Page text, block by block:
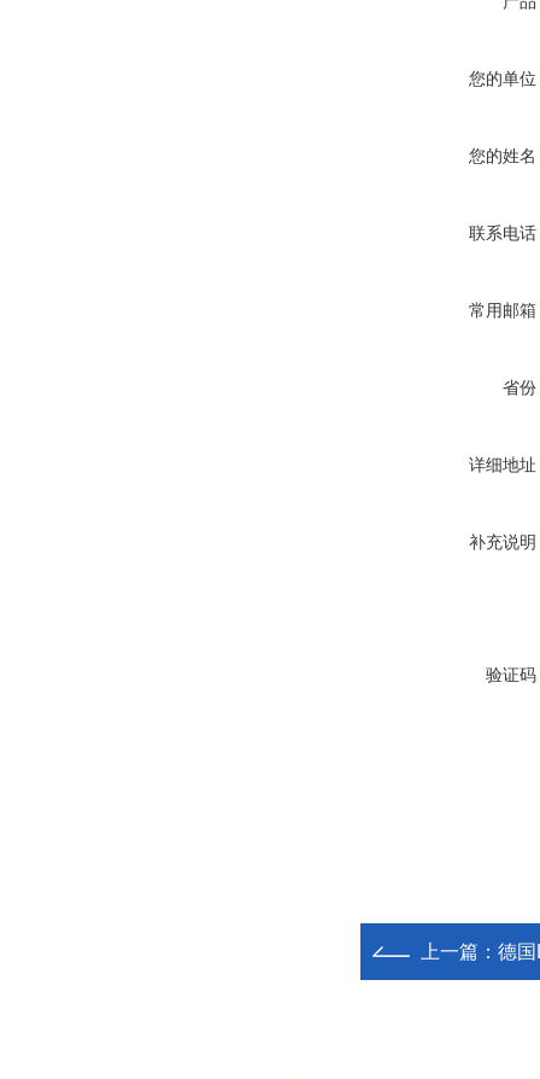
您的单位
您的姓名
联系电话
常用邮箱
省份
详细地址
补充说明
验证码
上一篇： 德